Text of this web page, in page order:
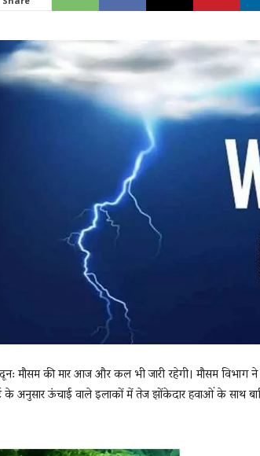
News
LIVE
मौसम की मार आज और कल भी जारी रहेगी। मौसम
के अनुसार ऊंचाई वाले इलाकों में तेज झोंकेदार हवाओं के साथ